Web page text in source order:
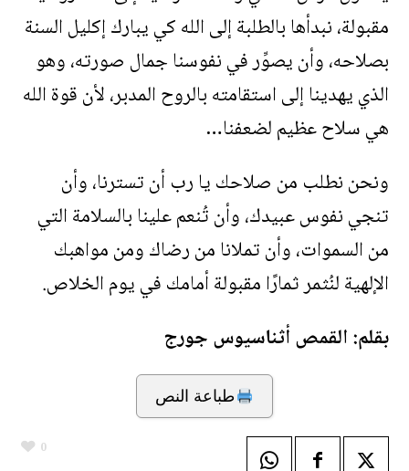
مقبولة، نبدأها بالطلبة إلى الله كي يبارك إكليل السنة
بصلاحه، وأن يصوِّر في نفوسنا جمال صورته، وهو
الذي يهدينا إلى استقامته بالروح المدبر، لأن قوة الله
هي سلاح عظيم لضعفنا…
ونحن نطلب من صلاحك يا رب أن تسترنا، وأن
تنجي نفوس عبيدك، وأن تُنعم علينا بالسلامة التي
من السموات، وأن تملانا من رضاك ومن مواهبك
الإلهية لنُثمر ثمارًا مقبولة أمامك في يوم الخلاص.
بقلم: القمص أثناسيوس جورج
طباعة النص
0